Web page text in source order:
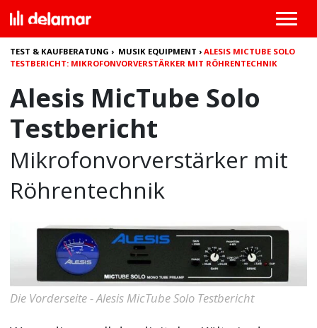
TEST & KAUFBERATUNG › MUSIK EQUIPMENT ›ALESIS MICTUBE SOLO
TESTBERICHT: MIKROFONVORVERSTÄRKER MIT RÖHRENTECHNIK
Alesis MicTube Solo
Testbericht
Mikrofonvorverstärker mit
Röhrentechnik
Die Vorderseite - Alesis MicTube Solo Testbericht